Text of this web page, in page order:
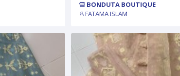
BONDUTA BOUTIQUE
FATAMA ISLAM